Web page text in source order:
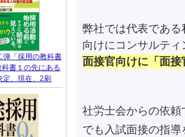
弊社では代表であ
向けにコンサルティ
面接官向けに「面接
社労士会からの依
でも入試面接の指導
弾「採用の教科書
科書１の先にある
定、現在、2刷